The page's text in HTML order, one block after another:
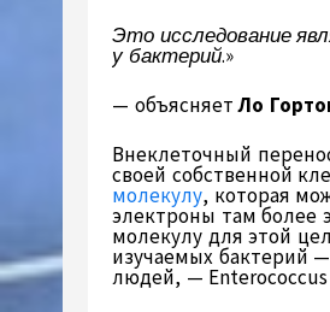
Это исследование
у бактерий.»
— объясняетЛо
Внеклеточный
своей собственной
молекулу, которая
электроны там более
молекулу для этой
изучаемых бактерий
людей, — Enterococcus